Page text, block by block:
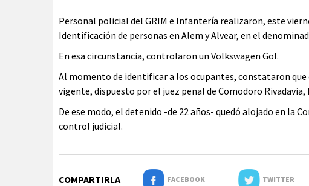
Personal policial del GRIM e Infantería realizaron, este
Identificación de personas en Alem y Alvear, en el
En esa circunstancia, controlaron un Volkswagen Gol.
Al momento de identificar a los ocupantes, constataron
vigente, dispuesto por el juez penal de Comodoro Rivadavia,
De ese modo, el detenido -de 22 años- quedó alojado en la
control judicial.
COMPARTIRLA FACEBOOK TWITTER